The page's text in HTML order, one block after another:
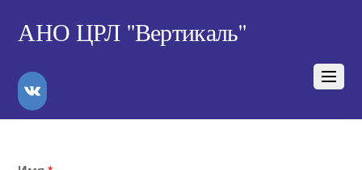
АНО ЦРЛ "Вертикаль"
VK